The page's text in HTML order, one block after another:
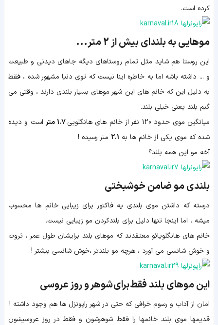
کرده است.
موهایی به بلندای بیش از 2 متر...
این روستا هم شاید مثل تمام روستاهای دیگه جاهای دیدنی و طبیعت
و ... داشته باشه اما به خاطره اینا نیست که توی دنیا مشهور شده ، فقط
به دلیل این که خانم های این شهر موهای بسیار بلندی دارند ، وقتی می
گیم بلند یعنی خیلی بلند.
میانگین موی حدود 120 نفر از خانم های هانگلویی
1.7 متر
است و دیده
شده که موی یکی از خانم ها به 2.1 متر رسیده !
آخه مو این همه بلند؟
بلندی مو ضامن خوشبختی
درسته که داشتن موی بلندی یه فاکتور برای زیبایی خانم ها محسوب
میشه ، اما اینجا تنها دلیل برای بلندکردن مو زیبایی نیست.
خانم های هانگلویائو معتقدند که موهای بلند برایشان طول عمر ، ثروت
و خوش شانسی می آورد ، هرچه مو بلندتر ،خوش شانسی بیشتر !
این موهای بلند فقط برای شوهر و روز عروسی
امان از آداب و رسوم خرافی که حتی در شهر راپونزل ها هم وجود داشته !
قدیمها موی بلند خانمها را فقط شوهرشون و فقط در روز عروسیشون